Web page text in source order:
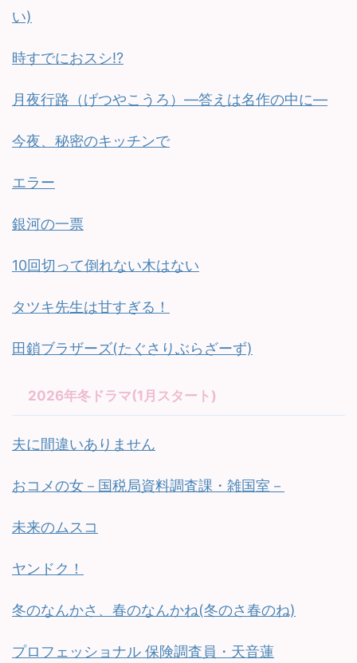
い)
時すでにおスシ!?
月夜行路（げつやこうろ）—答えは名作の中に—
今夜、秘密のキッチンで
エラー
銀河の一票
10回切って倒れない木はない
タツキ先生は甘すぎる！
田鎖ブラザーズ(たぐさりぶらざーず)
2026年冬ドラマ(1月スタート)
夫に間違いありません
おコメの女－国税局資料調査課・雑国室－
未来のムスコ
ヤンドク！
冬のなんかさ、春のなんかね(冬のさ春のね)
プロフェッショナル 保険調査員・天音蓮